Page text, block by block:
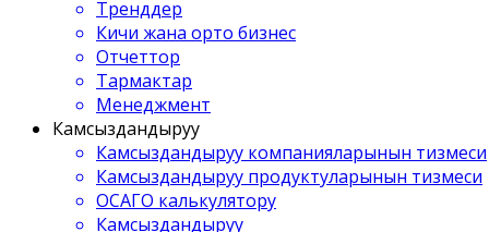
Тренддер
Кичи жана орто бизнес
Отчеттор
Тармактар
Менеджмент
Камсыздандыруу
Камсыздандыруу компанияларынын тизмеси
Камсыздандыруу продуктуларынын тизмеси
ОСАГО калькулятору
Камсыздандыруу